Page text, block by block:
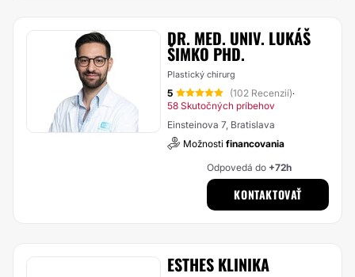
DR. MED. UNIV. LUKÁŠ
ŠIMKO PHD.
Plastický chirurg
5 (102 Recenzií)·
58 Skutočných príbehov
Einsteinova 7, Bratislava
Možnosti financovania
Odpovedá do +72h
KONTAKTOVAŤ
ESTHES KLINIKA